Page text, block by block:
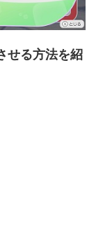
せる方法を紹